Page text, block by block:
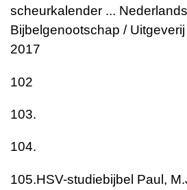
scheurkalender ... Nederlands
Bijbelgenootschap /
2017
102
103.
104.
105.HSV-studiebijbel Paul,